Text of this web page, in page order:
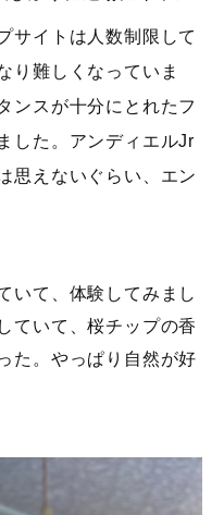
サイトは人数制限して
り難しくなっていま
ンスが十分にとれたフ
した。アンディエルJr
思えないぐらい、エン
いて、体験してみまし
ていて、桜チップの香
た。やっぱり自然が好